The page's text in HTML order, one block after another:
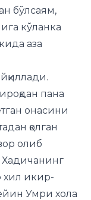
бўлсаям,
кўланка
аза
пана
онасини
қолган
олиб
хил икир-
Умри хола